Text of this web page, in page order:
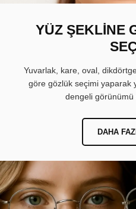
YÜZ ŞEKLİNE
Yuvarlak, kare, oval,
göre gözlük seçimi yaparak
dengeli görünümü
DAHA